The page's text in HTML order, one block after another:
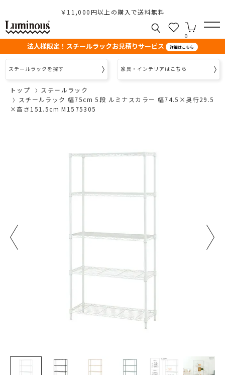
￥11,000円以上の購入で送料無料
0
法人様限定！スチールラックお見積りサービス 詳細はこちら
スチールラックを探す 家具・インテリアはこちら
トップ
スチールラック
スチールラック 幅75cm 5段 ルミナスカラー 幅74.5×奥行29.5
×高さ151.5cm M1575305